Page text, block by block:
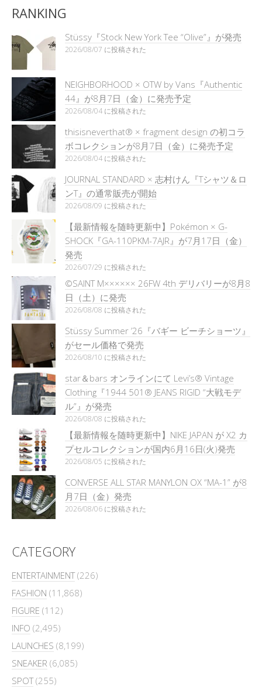
RANKING
Stüssy『Stock New York Tee “Olive”』が発売
2026/08/07 に投稿された
NEIGHBORHOOD × OTW by Vans『Authentic
44』が8月7日（金）に発売予定
2026/08/04 に投稿された
thisisneverthat® × fragment design の初コラ
ボコレクションが8月7日（金）に発売予定
2026/08/04 に投稿された
JOURNAL STANDARD × 志村けん『Tシャツ＆ロ
ンT』の通常販売が開始
2026/08/09 に投稿された
【最新情報を随時更新中】Pokémon × G-
SHOCK『GA-110PKM-7AJR』が7月17日（金）
発売
2026/07/29 に投稿された
©SAINT M×××××× 26FW 4th デリバリーが8月8
日（土）に発売
2026/08/08 に投稿された
Stüssy Summer ’26『バギー ビーチショーツ』
がセール価格で発売
2026/08/10 に投稿された
star＆bars オンラインにて Levi’s® Vintage
Clothing『1944 501® JEANS RIGID “大戦モデ
ル”』が発売
2026/08/08 に投稿された
【最新情報を随時更新中】NIKE JAPAN が X2 カ
プセルコレクションが国内6月16日(火)発売
2026/08/05 に投稿された
CONVERSE ALL STAR MANYLON OX “MA-1” が8
月7日（金）発売
2026/08/06 に投稿された
CATEGORY
ENTERTAINMENT(226)
FASHION (11,868)
FIGURE (112)
INFO (2,495)
LAUNCHES (8,199)
SNEAKER (6,085)
SPOT(255)